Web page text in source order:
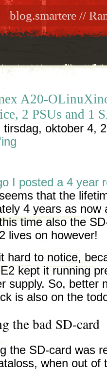
blog.smartere //
A20-
2 PSUs and 1
tirsdag, oktober 4,
I posted a 4 year
that the
4 years as now
time also the
lives on however!
hard to notice,
kept it running
supply. So, better
is also on the
the bad SD-card
the SD-card was
when out of